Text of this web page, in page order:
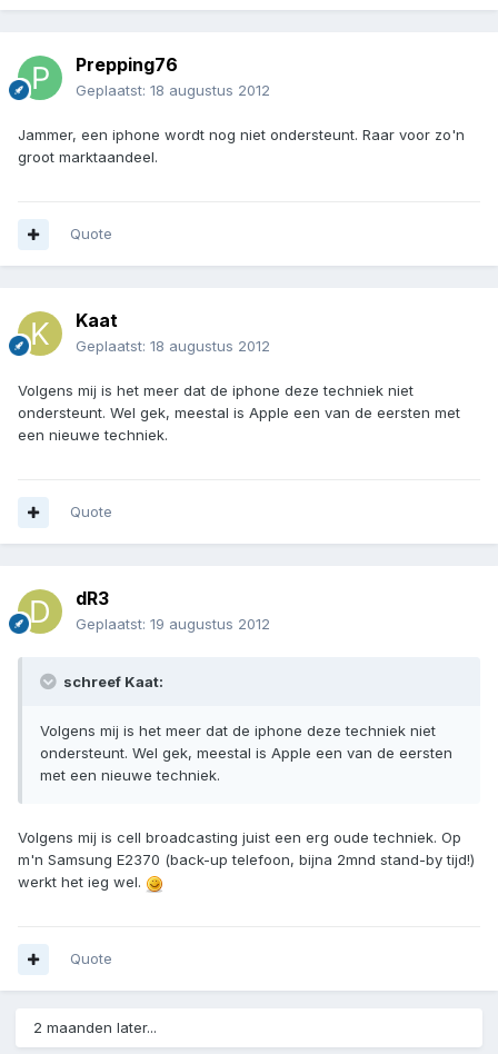
Prepping76
Geplaatst: 18 augustus 2012
Jammer, een iphone wordt nog niet ondersteunt. Raar voor zo'n
groot marktaandeel.
Quote
Kaat
Geplaatst: 18 augustus 2012
Volgens mij is het meer dat de iphone deze techniek niet
ondersteunt. Wel gek, meestal is Apple een van de eersten met
een nieuwe techniek.
Quote
dR3
Geplaatst: 19 augustus 2012
schreef Kaat:
Volgens mij is het meer dat de iphone deze techniek niet
ondersteunt. Wel gek, meestal is Apple een van de eersten
met een nieuwe techniek.
Volgens mij is cell broadcasting juist een erg oude techniek. Op
m'n Samsung E2370 (back-up telefoon, bijna 2mnd stand-by tijd!)
werkt het ieg wel.
Quote
2 maanden later...